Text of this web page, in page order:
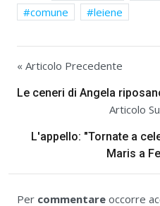
comune
leiene
« Articolo Precedente
Le ceneri di Angela
Articolo
L'appello: "Tornate a
Maris a
Per commentare occorre